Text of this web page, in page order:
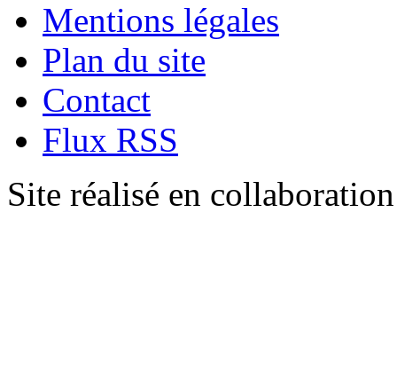
Mentions légales
Plan du site
Contact
Flux RSS
Site réalisé en